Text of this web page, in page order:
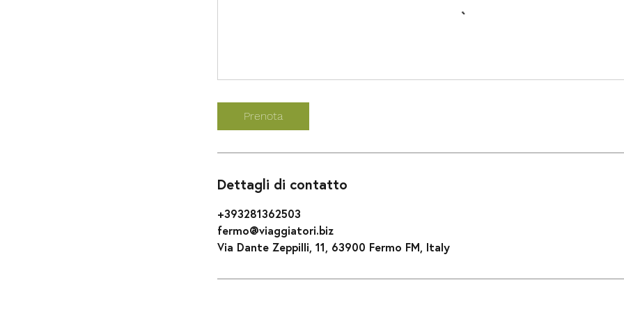
Prenota
Dettagli di contatto
+393281362503
fermo@viaggiatori.biz
Via Dante Zeppilli, 11, 63900 Fermo FM, Italy